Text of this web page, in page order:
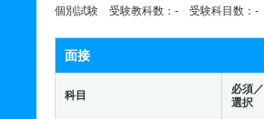
個別試験 受験教科数：- 受験科目数：-
面接
科目
必須／
選択